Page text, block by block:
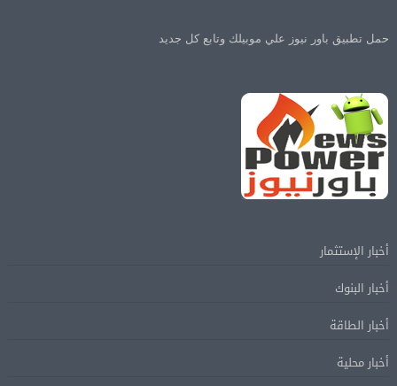
حمل تطبيق باور نيوز علي موبيلك وتابع كل جديد
أخبار الإستثمار
أخبار البنوك
أخبار الطاقة
أخبار محلية